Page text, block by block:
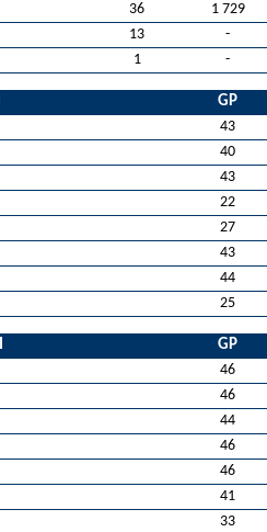
36
1 729
13
-
1 -
GP
43
40
43
22
27
43
44
25
GP
46
46
44
46
46
41
33